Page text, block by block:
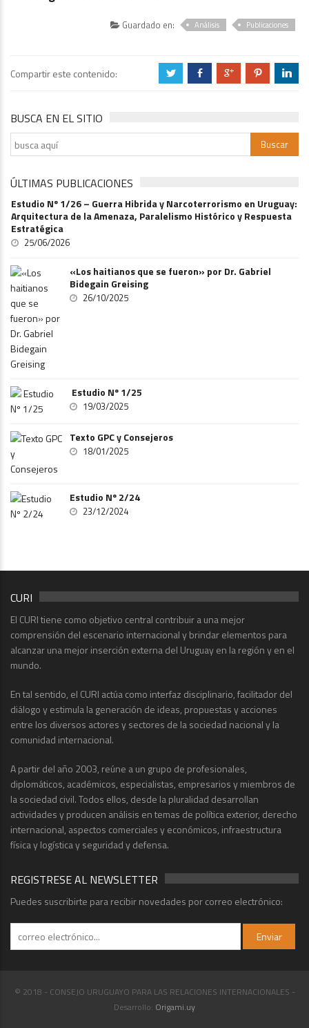
Guardado en: Análisis Publicaciones
Compartir este contenido: a b c d j
BUSCA EN EL SITIO
ÚLTIMAS PUBLICACIONES
Estudio Nº 1/26 – Guerra Hibrida y Narcoterrorismo en Uruguay:
Arquitectura de la Amenaza, Paralelismo Histórico y Respuesta
Estratégica
25/06/2026
«Los haitianos que se fueron» por Dr. Gabriel
Bidegain Greising
26/10/2025
Estudio Nº 1/25
19/03/2025
Texto GPC y Consejeros
18/01/2025
Estudio Nº 2/24
23/12/2024
CURI
El CURI tiene como objetivo central contribuir a una mejor
comprensión del escenario internacional y brindar elementos para
alcanzar una mejor inserción externa del Uruguay en la región y en el
mundo.
En tal sentido, el CURI actúa como interfaz disciplinario, facilitador del
diálogo y estimula la generación de ideas, propuestas y acciones
entre los diversos actores y sectores de la sociedad nacional y la
comunidad internacional.
A partir del año 2003, reúne a un grupo de profesionales,
diplomáticos, académicos, especialistas, empresarios y miembros de
la sociedad civil. Todos ellos, desde la pluralidad desarrollan
actividades y producen análisis en temas de política exterior, derecho
internacional, aspectos comerciales y económicos, infraestructura
física y logística y seguridad y defensa.
REGISTRESE AL NEWSLETTER
Puedes suscribirte para recibir novedades por correo electrónico:
© 2018 - CONSEJO URUGUAYO PARA LAS RELACIONES INTERNACIONALES -
Desarrollo: Origami.uy